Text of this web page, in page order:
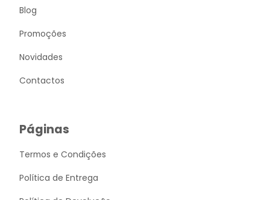
Blog
Promoções
Novidades
Contactos
Páginas
Termos e Condições
Política de Entrega